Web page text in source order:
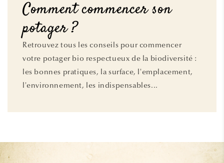
Comment commencer son
potager ?
Retrouvez tous les conseils pour commencer
votre potager bio respectueux de la biodiversité :
les bonnes pratiques, la surface, l'emplacement,
l'environnement, les indispensables...